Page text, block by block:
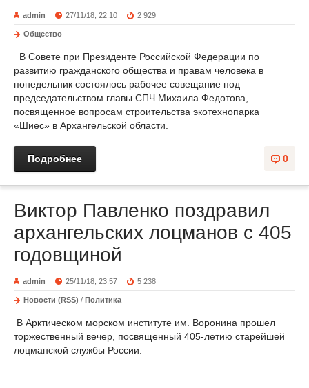
admin 27/11/18, 22:10 2 929
Общество
В Совете при Президенте Российской Федерации по
развитию гражданского общества и правам человека в
понедельник состоялось рабочее совещание под
председательством главы СПЧ Михаила Федотова,
посвященное вопросам строительства экотехнопарка
«Шиес» в Архангельской области.
0
Подробнее
Виктор Павленко поздравил
архангельских лоцманов с 405
годовщиной
admin 25/11/18, 23:57 5 238
Новости (RSS) / Политика
В Арктическом морском институте им. Воронина прошел
торжественный вечер, посвященный 405-летию старейшей
лоцманской службы России.